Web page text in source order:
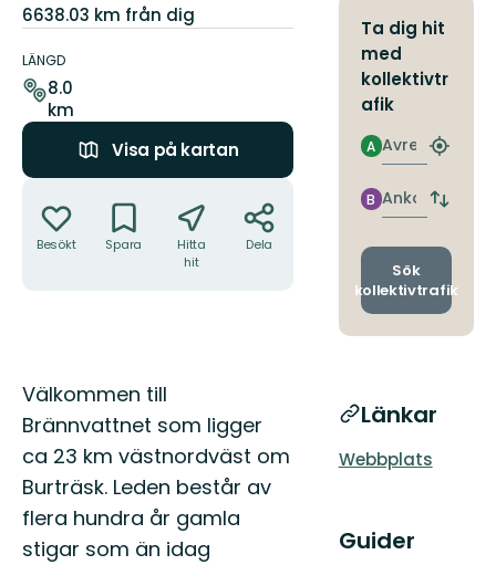
6638.03 km från dig
om
leden
LÄNGD
8.0
km
Visa på kartan
Besökt Spara
Hitta
hit
Dela
Beskrivning
Välkommen till
Brännvattnet som ligger
ca 23 km västnordväst om
Burträsk. Leden består av
flera hundra år gamla
stigar som än idag
Ta dig hit
med
kollektivtr
afik
Avresa
A
Hitta
Ankomst
B
Byt
och
Sök
kollektivtrafik
Länkar
Webbplats
Guider